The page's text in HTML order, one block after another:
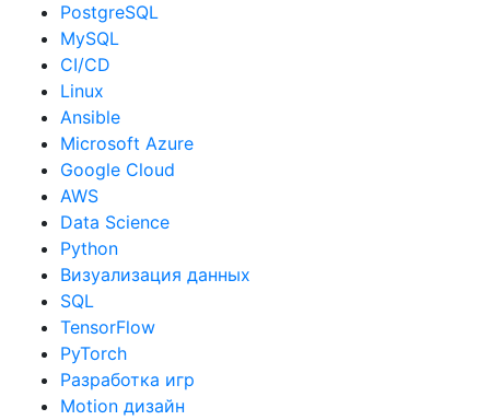
PostgreSQL
MySQL
CI/CD
Linux
Ansible
Microsoft Azure
Google Cloud
AWS
Data Science
Python
Визуализация данных
SQL
TensorFlow
PyTorch
Разработка игр
Motion дизайн